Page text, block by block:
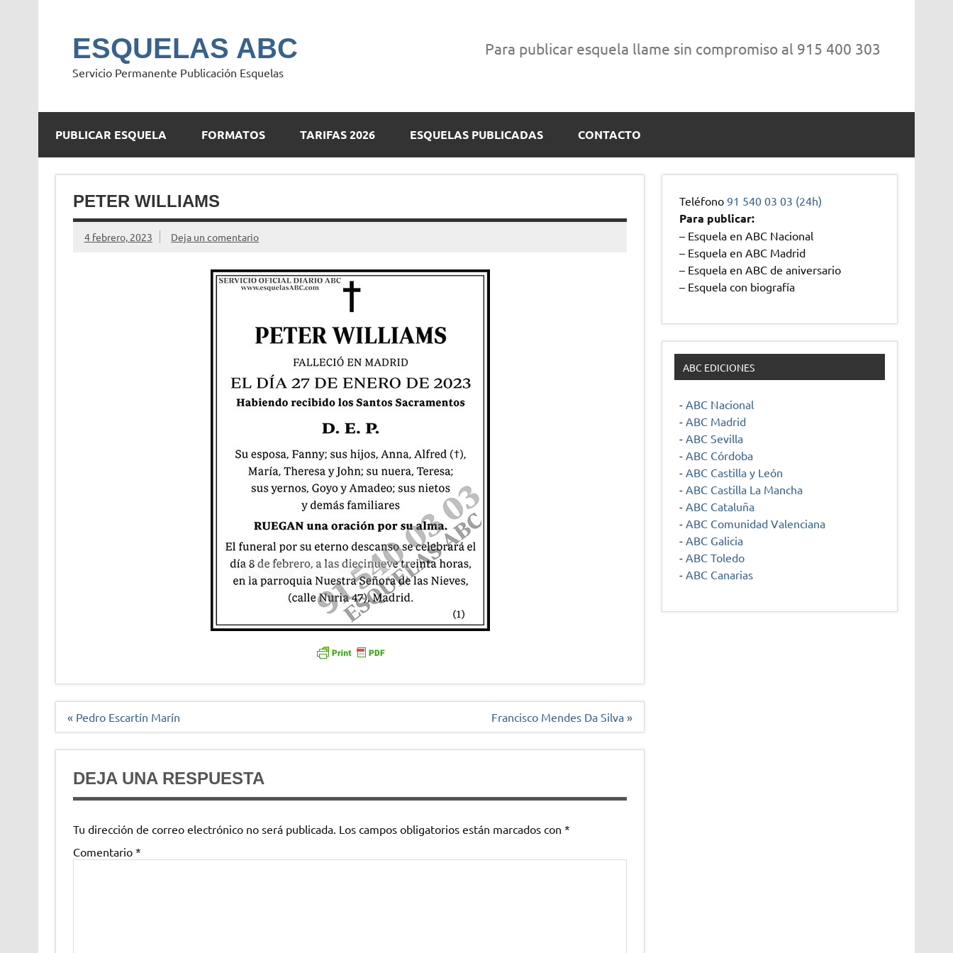
ESQUELAS ABC
Servicio Permanente Publicación Esquelas
Para publicar esquela llame sin compromiso al 915 400 303
PUBLICAR ESQUELA FORMATOS TARIFAS 2026 ESQUELAS PUBLICADAS CONTACTO
PETER WILLIAMS
4 febrero, 2023 Deja un comentario
Navegación
« Pedro Escartín Marín Francisco Mendes Da Silva »
DEJA UNA RESPUESTA
Tu dirección de correo electrónico no será publicada. Los campos obligatorios están marcados con *
Comentario *
Teléfono91 540 03 03 (24h)
Para publicar:
– Esquela en ABC Nacional
– Esquela en ABC Madrid
– Esquela en ABC de aniversario
– Esquela con biografía
ABC EDICIONES
- ABC Nacional
- ABC Madrid
- ABC Sevilla
- ABC Córdoba
- ABC Castilla y León
- ABC Castilla La Mancha
- ABC Cataluña
- ABC Comunidad Valenciana
- ABC Galicia
- ABC Toledo
- ABC Canarias